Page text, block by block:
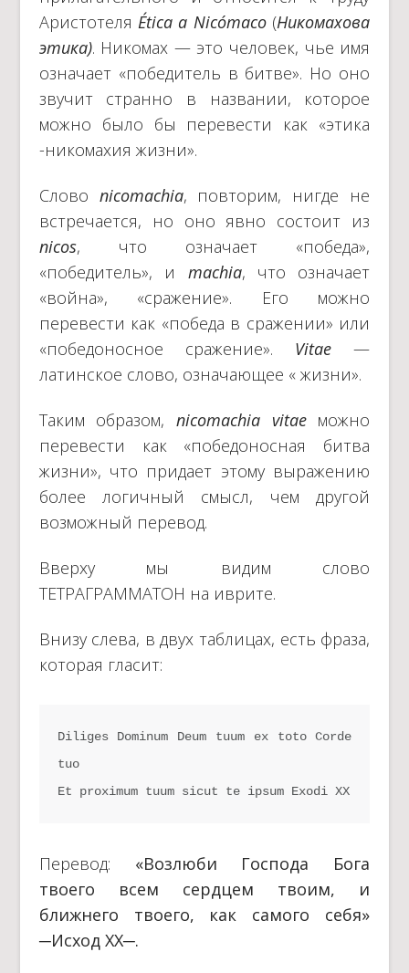
АристотеляÉtica a Nicómaco (Никомахова
этика). Никомах — это человек, чье имя
означает «победитель в битве». Но оно
звучит странно в названии, которое
можно было бы перевести как «этика
-никомахия жизни».
Слово nicomachia, повторим, нигде не
встречается, но оно явно состоит из
nicos, что означает «победа»,
«победитель», и machia, что означает
«война», «сражение». Его можно
перевести как «победа в сражении» или
«победоносное сражение». Vitae —
латинское слово, означающее « жизни».
Таким образом, nicomachia vitaeможно
перевести как «победоносная битва
жизни», что придает этому выражению
более логичный смысл, чем другой
возможный перевод.
Вверху мы видим слово
ТЕТРАГРАММАТОН на иврите.
Внизу слева, в двух таблицах, есть фраза,
которая гласит:
Diliges Dominum Deum tuum ex toto Corde
tuo
Et proximum tuum sicut te ipsum Exodi XX
Перевод: «Возлюби Господа Бога
твоего всем сердцем твоим, и
ближнего твоего, как самого себя»
─Исход XX─.